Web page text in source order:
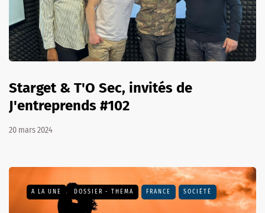
Starget & T'O Sec, invités de
J'entreprends #102
20 mars 2024
A LA UNE DOSSIER - THEMA FRANCE SOCIÉTÉ